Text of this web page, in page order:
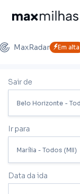
MaxRadar Em alta
Sair de
Ir para
Data da ida